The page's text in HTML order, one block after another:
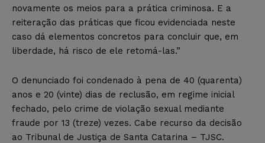
novamente os meios para a prática criminosa. E a
reiteração das práticas que ficou evidenciada neste
caso dá elementos concretos para concluir que, em
liberdade, há risco de ele retomá-las.”
O denunciado foi condenado à pena de 40 (quarenta)
anos e 20 (vinte) dias de reclusão, em regime inicial
fechado, pelo crime de violação sexual mediante
fraude por 13 (treze) vezes. Cabe recurso da decisão
ao Tribunal de Justiça de Santa Catarina – TJSC.